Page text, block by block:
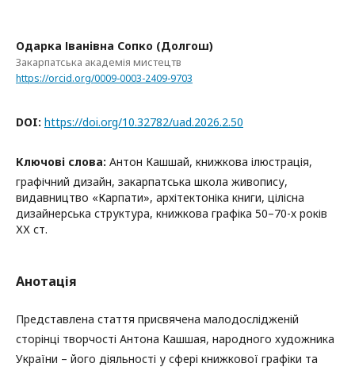
Одарка Іванівна Сопко (Долгош)
Закарпатська академія мистецтв
https://orcid.org/0009-0003-2409-9703
DOI: https://doi.org/10.32782/uad.2026.2.50
Ключові слова: Антон Кашшай, книжкова ілюстрація,
графічний дизайн, закарпатська школа живопису,
видавництво «Карпати», архітектоніка книги, цілісна
дизайнерська структура, книжкова графіка 50–70-х років
ХХ ст.
Анотація
Представлена стаття присвячена малодослідженій
сторінці творчості Антона Кашшая, народного художника
України – його діяльності у сфері книжкової графіки та